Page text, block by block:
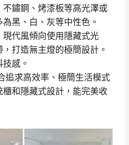
鏽鋼、烤漆板等高光澤或
黑、白、灰等中性色。
現代風傾向使用隱藏式光
打造無主燈的極簡設計。
感。
追求高效率、極簡生活模式
櫃和隱藏式設計，能完美收